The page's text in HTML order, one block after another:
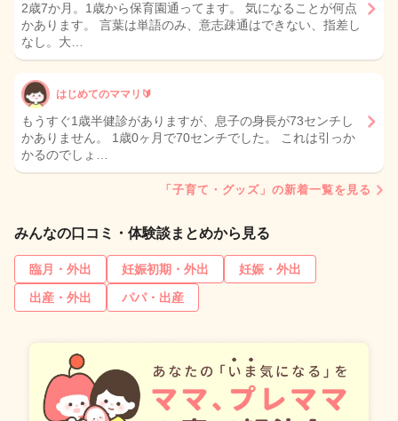
2歳7か月。1歳から保育園通ってます。 気になることが何点
かあります。 言葉は単語のみ、意志疎通はできない、指差し
なし。大…
はじめてのママリ🔰
もうすぐ1歳半健診がありますが、息子の身長が73センチし
かありません。 1歳0ヶ月で70センチでした。 これは引っか
かるのでしょ…
「子育て・グッズ」の新着一覧を見る
みんなの口コミ・体験談まとめから見る
臨月・外出 妊娠初期・外出
妊娠・外出
出産・外出
パパ・出産